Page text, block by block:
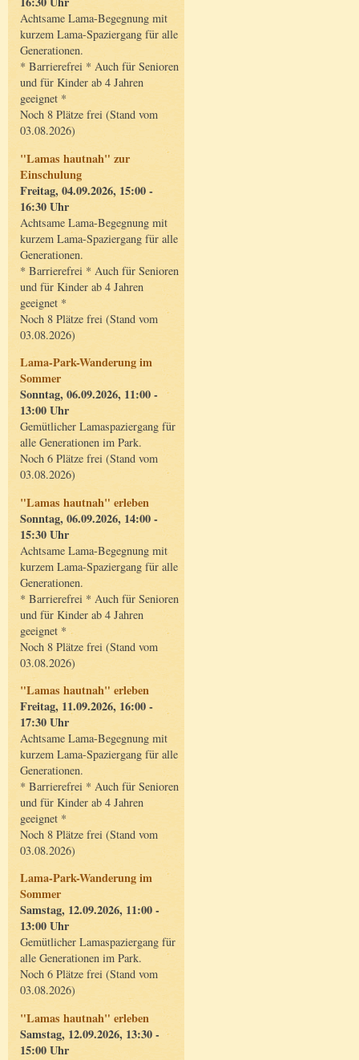
Achtsame Lama-Begegnung mit
kurzem Lama-Spaziergang für alle
Generationen.
* Barrierefrei * Auch für Senioren
und für Kinder ab 4 Jahren
geeignet *
Noch 8 Plätze frei (Stand vom
03.08.2026)
"Lamas hautnah" zur
Einschulung
Freitag, 04.09.2026, 15:00 -
16:30 Uhr
Achtsame Lama-Begegnung mit
kurzem Lama-Spaziergang für alle
Generationen.
* Barrierefrei * Auch für Senioren
und für Kinder ab 4 Jahren
geeignet *
Noch 8 Plätze frei (Stand vom
03.08.2026)
Lama-Park-Wanderung im
Sommer
Sonntag, 06.09.2026, 11:00 -
13:00 Uhr
Gemütlicher Lamaspaziergang für
alle Generationen im Park.
Noch 6 Plätze frei (Stand vom
03.08.2026)
"Lamas hautnah" erleben
Sonntag, 06.09.2026, 14:00 -
15:30 Uhr
Achtsame Lama-Begegnung mit
kurzem Lama-Spaziergang für alle
Generationen.
* Barrierefrei * Auch für Senioren
und für Kinder ab 4 Jahren
geeignet *
Noch 8 Plätze frei (Stand vom
03.08.2026)
"Lamas hautnah" erleben
Freitag, 11.09.2026, 16:00 -
17:30 Uhr
Achtsame Lama-Begegnung mit
kurzem Lama-Spaziergang für alle
Generationen.
* Barrierefrei * Auch für Senioren
und für Kinder ab 4 Jahren
geeignet *
Noch 8 Plätze frei (Stand vom
03.08.2026)
Lama-Park-Wanderung im
Sommer
Samstag, 12.09.2026, 11:00 -
13:00 Uhr
Gemütlicher Lamaspaziergang für
alle Generationen im Park.
Noch 6 Plätze frei (Stand vom
03.08.2026)
"Lamas hautnah" erleben
Samstag, 12.09.2026, 13:30 -
15:00 Uhr